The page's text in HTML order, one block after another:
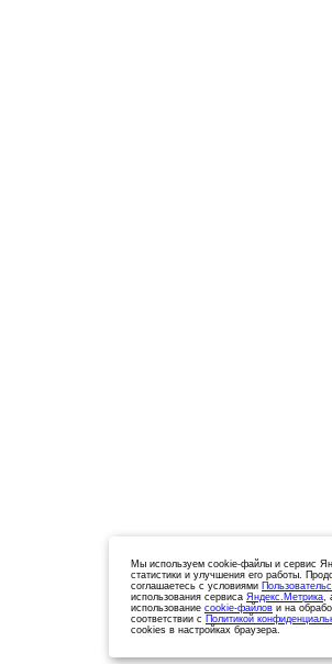
Мы используем cookie-файлы и сервис
статистики и улучшения его работы.
соглашаетесь с условиями
использования сервиса Яндекс.Метрика,
использование cookie-файлов и на
соответствии с Политикой
cookies в настройках браузера.